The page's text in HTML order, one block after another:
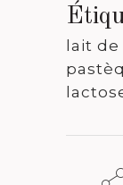
lait de